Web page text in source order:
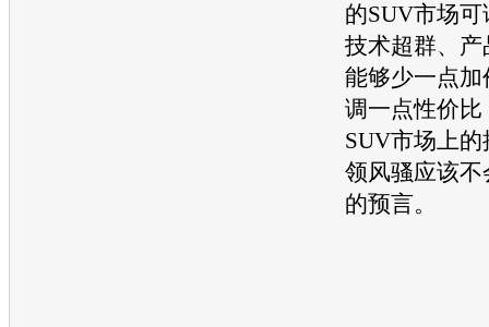
的SUV市场可
技术超群、
能够少一点
调一点性价比
SUV市场上的
领风骚应该
的预言。